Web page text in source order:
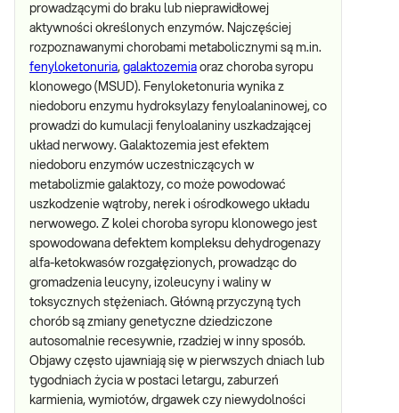
prowadzącymi do braku lub nieprawidłowej
aktywności określonych enzymów. Najczęściej
rozpoznawanymi chorobami metabolicznymi są m.in.
fenyloketonuria, galaktozemia oraz choroba syropu
klonowego (MSUD). Fenyloketonuria wynika z
niedoboru enzymu hydroksylazy fenyloalaninowej, co
prowadzi do kumulacji fenyloalaniny uszkadzającej
układ nerwowy. Galaktozemia jest efektem
niedoboru enzymów uczestniczących w
metabolizmie galaktozy, co może powodować
uszkodzenie wątroby, nerek i ośrodkowego układu
nerwowego. Z kolei choroba syropu klonowego jest
spowodowana defektem kompleksu dehydrogenazy
alfa-ketokwasów rozgałęzionych, prowadząc do
gromadzenia leucyny, izoleucyny i waliny w
toksycznych stężeniach. Główną przyczyną tych
chorób są zmiany genetyczne dziedziczone
autosomalnie recesywnie, rzadziej w inny sposób.
Objawy często ujawniają się w pierwszych dniach lub
tygodniach życia w postaci letargu, zaburzeń
karmienia, wymiotów, drgawek czy niewydolności